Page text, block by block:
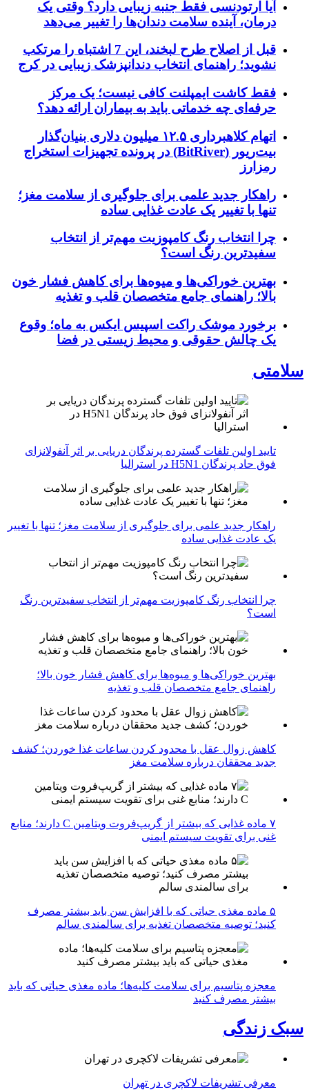
آیا ارتودنسی فقط جنبه زیبایی دارد؟ وقتی یک
درمان، آینده سلامت دندان‌ها را تغییر می‌دهد
قبل از اصلاح طرح لبخند، این 7 اشتباه را مرتکب
نشوید؛ راهنمای انتخاب دندانپزشک زیبایی در کرج
فقط کاشت ایمپلنت کافی نیست؛ یک مرکز
حرفه‌ای چه خدماتی باید به بیماران ارائه دهد؟
اتهام کلاهبرداری ۱۲.۵ میلیون دلاری بنیان‌گذار
بیت‌ریور (BitRiver) در پرونده تجهیزات استخراج
رمزارز
راهکار جدید علمی برای جلوگیری از سلامت مغز؛
تنها با تغییر یک عادت غذایی ساده
چرا انتخاب رنگ کامپوزیت مهم‌تر از انتخاب
سفیدترین رنگ است؟
بهترین خوراکی‌ها و میوه‌ها برای کاهش فشار خون
بالا؛ راهنمای جامع متخصصان قلب و تغذیه
برخورد موشک راکت اسپیس ایکس به ماه؛ وقوع
یک چالش حقوقی و محیط زیستی در فضا
سلامتی
تایید اولین تلفات گسترده پرندگان دریایی بر اثر آنفولانزای
فوق حاد پرندگان H5N1 در استرالیا
راهکار جدید علمی برای جلوگیری از سلامت مغز؛ تنها با تغییر
یک عادت غذایی ساده
چرا انتخاب رنگ کامپوزیت مهم‌تر از انتخاب سفیدترین رنگ
است؟
بهترین خوراکی‌ها و میوه‌ها برای کاهش فشار خون بالا؛
راهنمای جامع متخصصان قلب و تغذیه
کاهش زوال عقل با محدود کردن ساعات غذا خوردن؛ کشف
جدید محققان درباره سلامت مغز
۷ ماده غذایی که بیشتر از گریپ‌فروت ویتامین C دارند؛ منابع
غنی برای تقویت سیستم ایمنی
۵ ماده مغذی حیاتی که با افزایش سن باید بیشتر مصرف
کنید؛ توصیه متخصصان تغذیه برای سالمندی سالم
معجزه پتاسیم برای سلامت کلیه‌ها؛ ماده مغذی حیاتی که باید
بیشتر مصرف کنید
سبک زندگی
معرفی تشریفات لاکچری در تهران